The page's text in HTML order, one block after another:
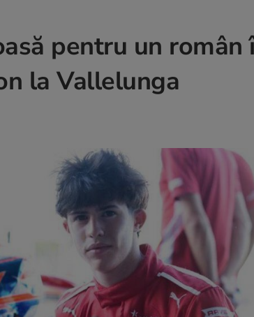
pentru un român
la Vallelunga